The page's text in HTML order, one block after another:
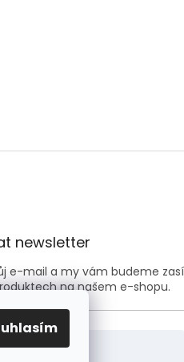
newsletter
e-mail a my vám budeme
na našem e-shopu.